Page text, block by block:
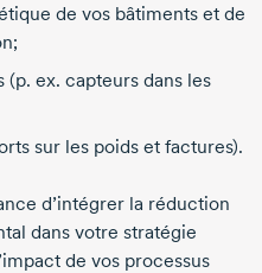
de vos bâtiments et de
ex. capteurs dans les
sur les poids et factures).
d’intégrer la réduction
dans votre stratégie
de vos processus